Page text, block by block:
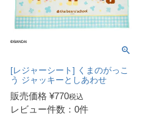
[レジャーシート] くまのがっこ
う ジャッキーとしあわせ
販売価格 ¥770税込
レビュー件数：0件